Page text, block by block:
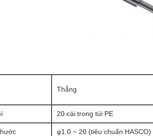
Thẳng
20 cái trong túi PE
φ1.0 ~ 20 (tiêu chuẩn HASCO)